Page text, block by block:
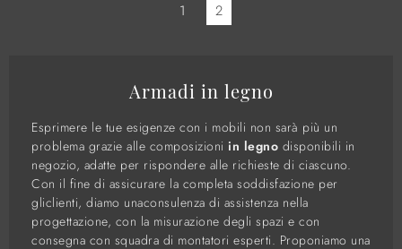
1 2
Armadi in legno
Esprimere le tue esigenze con i mobili non sarà più un
problema grazie alle composizioni in legno disponibili in
negozio, adatte per rispondere alle richieste di ciascuno.
Con il fine di assicurare la completa soddisfazione per
gliclienti, diamo unaconsulenza di assistenza nella
progettazione, con la misurazione degli spazi e con
consegna con squadra di montatori esperti. Proponiamo una